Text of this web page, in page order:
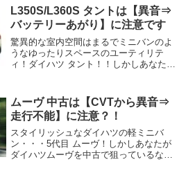
行不能になるワイパーが動かなくなって
しまう危険な不具合・ト...
L350S/L360S タントは【異音⇒
バッテリーあがり】に注意です
驚異的な室内空間はまるでミニバンのよ
うなゆったりスペースのユーティリテ
ィ！ダイハツ タント！！しかしあなた
よる突然のバッテリーあがりに要注意で
す！！ (ads...
ムーヴ 中古は【CVTから異音⇒
走行不能】に注意？！
スタイリッシュなダイハツの軽ミニバ
ン・・・5代目 ムーヴ！しかしあなたが
ダイハツムーヴを中古で狙っているなら